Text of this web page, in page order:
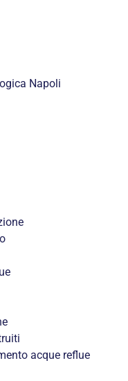
Napoli
acque reflue